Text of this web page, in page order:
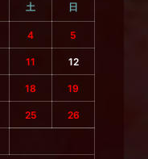
土 日
4 5
11 12
18 19
25 26